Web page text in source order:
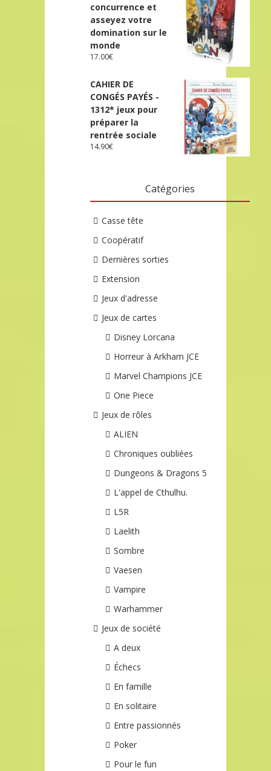
concurrence et
asseyez votre
domination sur le
monde
17.00€
CAHIER DE
CONGÉS PAYÉS -
1312* jeux pour
préparer la
rentrée sociale
14.90€
Catégories
Casse tête
Coopératif
Dernières sorties
Extension
Jeux d'adresse
Jeux de cartes
Disney Lorcana
Horreur à Arkham JCE
Marvel Champions JCE
One Piece
Jeux de rôles
ALIEN
Chroniques oubliées
Dungeons & Dragons 5
L'appel de Cthulhu.
L5R
Laelith
Sombre
Vaesen
Vampire
Warhammer
Jeux de société
A deux
Échecs
En famille
En solitaire
Entre passionnés
Poker
Pour le fun